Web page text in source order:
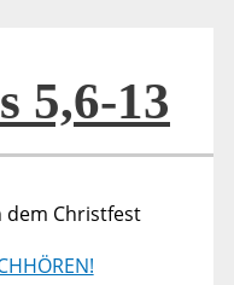
5,6-13
dem Christfest